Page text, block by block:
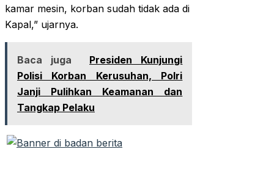
kamar mesin, korban sudah tidak ada di
Kapal,” ujarnya.
Baca juga
Presiden Kunjungi
Polisi Korban Kerusuhan, Polri
Janji Pulihkan Keamanan dan
Tangkap Pelaku